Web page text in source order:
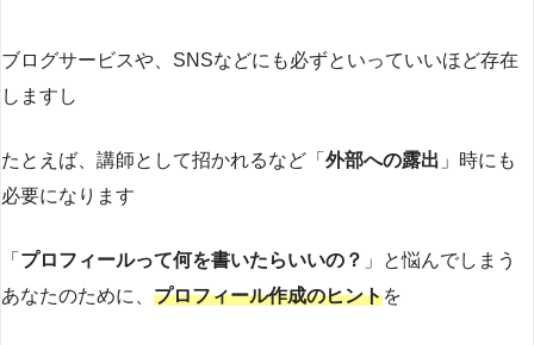
ブログサービスや、SNSなどにも必ずといっていいほど存在
しますし
たとえば、講師として招かれるなど「 外部への露出 」時にも
必要になります
「 プロフィールって何を書いたらいいの？ 」と悩んでしまう
あなたのために、 プロフィール作成のヒントを